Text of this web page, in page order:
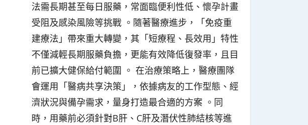
法需長期甚至每日服藥，常面臨便利性低、懷孕計畫
受阻及感染風險等挑戰 。隨著醫療進步，「免疫重
建療法」帶來重大轉變，其「短療程、長效用」特性
不僅減輕長期服藥負擔，更能有效降低復發率，且目
前已擴大健保給付範圍 。 在治療策略上，醫療團隊
會運用「醫病共享決策」，依據病友的工作型態、經
濟狀況與備孕需求，量身打造最合適的方案 。同
時，用藥前必須針對B肝、C肝及潛伏性肺結核等進